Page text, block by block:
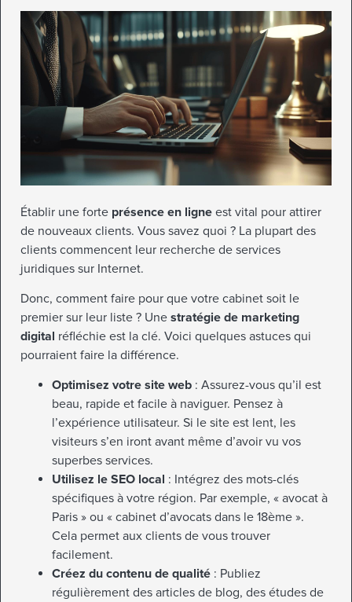
Établir une forte présence en ligne est vital pour attirer
de nouveaux clients. Vous savez quoi ? La plupart des
clients commencent leur recherche de services
juridiques sur Internet.
Donc, comment faire pour que votre cabinet soit le
premier sur leur liste ? Une stratégie de marketing
digital réfléchie est la clé. Voici quelques astuces qui
pourraient faire la différence.
Optimisez votre site web : Assurez-vous qu’il est
beau, rapide et facile à naviguer. Pensez à
l’expérience utilisateur. Si le site est lent, les
visiteurs s’en iront avant même d’avoir vu vos
superbes services.
Utilisez le SEO local : Intégrez des mots-clés
spécifiques à votre région. Par exemple, « avocat à
Paris » ou « cabinet d’avocats dans le 18ème ».
Cela permet aux clients de vous trouver
facilement.
Créez du contenu de qualité : Publiez
régulièrement des articles de blog, des études de